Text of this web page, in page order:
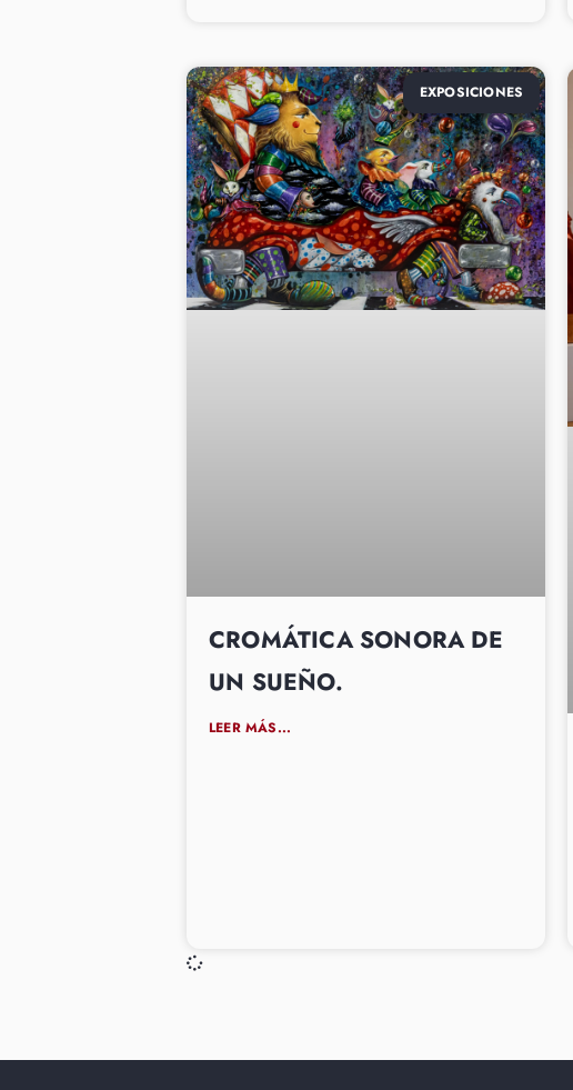
EXPOSICIONES
CROMÁTICA SONORA DE
UN SUEÑO.
LEER MÁS...